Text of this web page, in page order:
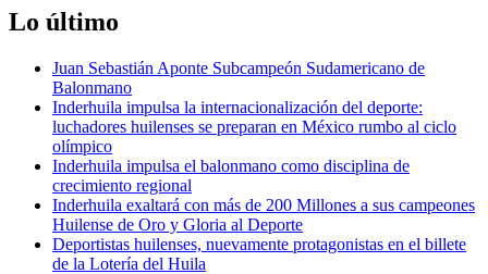
Lo último
Juan Sebastián Aponte Subcampeón Sudamericano de
Balonmano
Inderhuila impulsa la internacionalización del deporte:
luchadores huilenses se preparan en México rumbo al ciclo
olímpico
Inderhuila impulsa el balonmano como disciplina de
crecimiento regional
Inderhuila exaltará con más de 200 Millones a sus campeones
Huilense de Oro y Gloria al Deporte
Deportistas huilenses, nuevamente protagonistas en el billete
de la Lotería del Huila